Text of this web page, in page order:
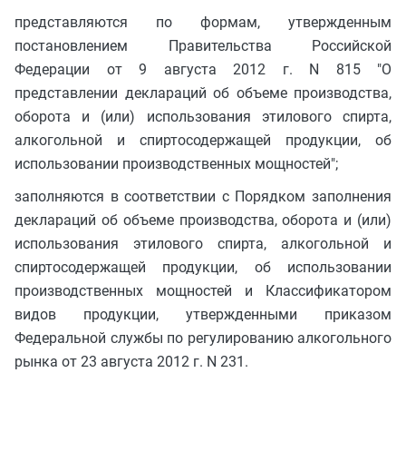
представляются по формам, утвержденным
постановлением Правительства Российской
Федерации от 9 августа 2012 г. N 815 "О
представлении деклараций об объеме производства,
оборота и (или) использования этилового спирта,
алкогольной и спиртосодержащей продукции, об
использовании производственных мощностей";
заполняются в соответствии с Порядком заполнения
деклараций об объеме производства, оборота и (или)
использования этилового спирта, алкогольной и
спиртосодержащей продукции, об использовании
производственных мощностей и Классификатором
видов продукции, утвержденными приказом
Федеральной службы по регулированию алкогольного
рынка от 23 августа 2012 г. N 231.